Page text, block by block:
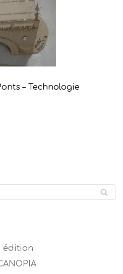
– Technologie
édition